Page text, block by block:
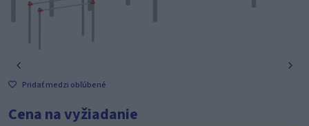
Pridať medzi obľúbené
Cena na vyžiadanie